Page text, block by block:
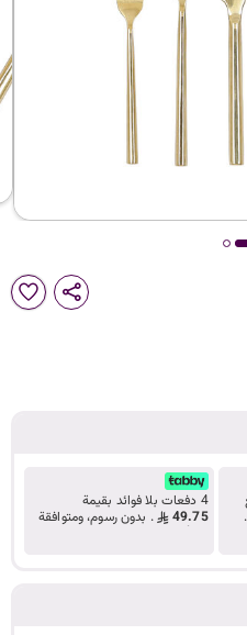
د
4 دفعات بلا فوائد بقيمة
49.75
. بدون رسوم، ومتوافقة